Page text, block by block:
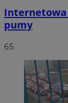
Internetowa
pumy
65